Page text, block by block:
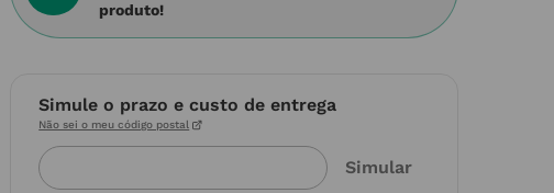
produto!
Simule o prazo e custo de entrega
Não sei o meu código postal